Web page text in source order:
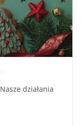
Nasze działania